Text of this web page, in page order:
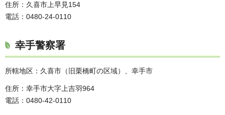
住所：久喜市上早見154
電話：0480-24-0110
幸手警察署
所轄地区：久喜市（旧栗橋町の区域）、幸手市
住所：幸手市大字上吉羽964
電話：0480-42-0110